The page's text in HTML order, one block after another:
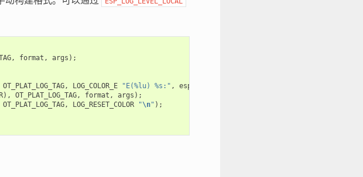
, format , args );
OT_PLAT_LOG_TAG, LOG_COLOR_E "E(%lu) %s:" , esp_log_timestamp
), OT_PLAT_LOG_TAG, format , args );
OT_PLAT_LOG_TAG, LOG_RESET_COLOR "\n" );